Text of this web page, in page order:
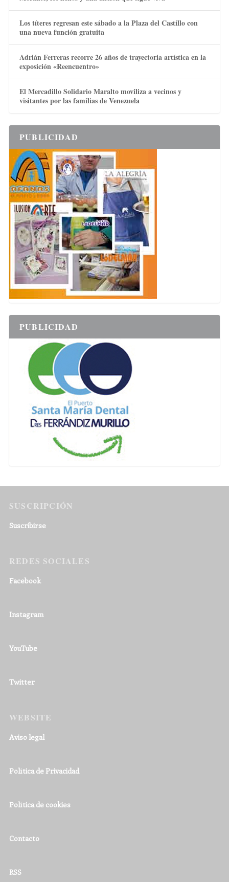
Los títeres regresan este sábado a la Plaza del Castillo con
una nueva función gratuita
Adrián Ferreras recorre 26 años de trayectoria artística en la
exposición «Reencuentro»
El Mercadillo Solidario Maralto moviliza a vecinos y
visitantes por las familias de Venezuela
PUBLICIDAD
PUBLICIDAD
SUSCRIPCIÓN
Suscribirse
REDES SOCIALES
Facebook
Instagram
YouTube
Twitter
WEBSITE
Aviso legal
Política de Privacidad
Política de cookies
Contacto
RSS